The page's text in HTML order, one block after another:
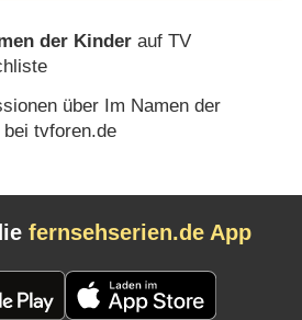
der Kinder auf TV
über Im Namen der
bei tvforen.de
fernsehserien.de App